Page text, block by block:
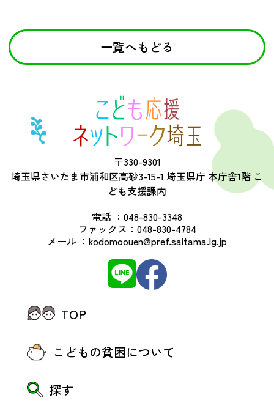
一覧へもどる
〒330-9301
埼玉県さいたま市浦和区高砂3-15-1 埼玉県庁 本庁舎1階 こ
ども支援課内
電話 ： 048-830-3348
ファックス： 048-830-4784
メール ： kodomoouen@pref.saitama.lg.jp
TOP
こどもの貧困について
探す